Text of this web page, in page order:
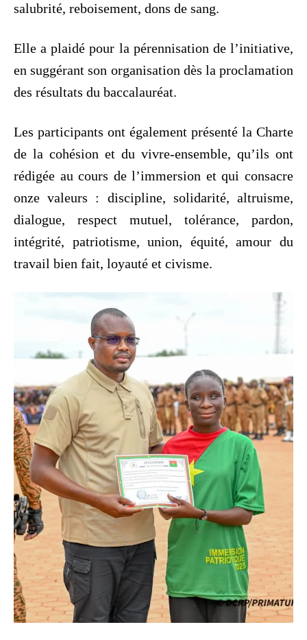
salubrité, reboisement, dons de sang.
‎Elle a plaidé pour la pérennisation de l’initiative,
en suggérant son organisation dès la proclamation
des résultats du baccalauréat.
‎Les participants ont également présenté la Charte
de la cohésion et du vivre-ensemble, qu’ils ont
rédigée au cours de l’immersion et qui consacre
onze valeurs : discipline, solidarité, altruisme,
dialogue, respect mutuel, tolérance, pardon,
intégrité, patriotisme, union, équité, amour du
travail bien fait, loyauté et civisme.